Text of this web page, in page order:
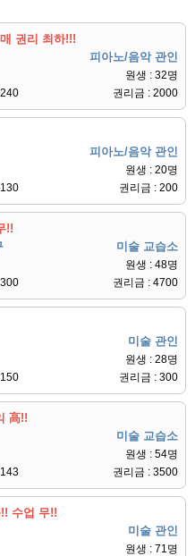
권리 최하!!!
피아노/음악 관인
원생 : 32명
권리금 : 2000
피아노/음악 관인
원생 : 20명
권리금 : 200
!!
미술 교습소
원생 : 48명
권리금 : 4700
미술 관인
원생 : 28명
권리금 : 300
高!!
미술 교습소
원생 : 54명
권리금 : 3500
수업 무!!
미술 관인
원생 : 71명